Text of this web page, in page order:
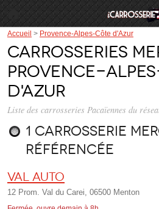
Accueil > Provence-Alpes-Côte d'Azur
Carrosseries
Provence-
d'Azur
Liste des carrosseries Pacaïennes du
1 carrosserie
référencée
Val Auto
12 Prom. Val du Carei, 06500 Menton